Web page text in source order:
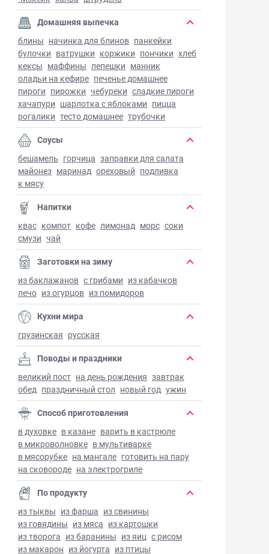
Домашняя выпечка
блины начинка для блинов панкейки
булочки ватрушки коржики пончики хлеб
кексы маффины лепешки манник
оладьи на кефире печенье домашнее
пироги пирожки чебуреки сладкие пироги
хачапури шарлотка с яблоками пицца
рогалики тесто домашнее трубочки
Соусы
бешамель горчица заправки для салата
майонез маринад ореховый подливка
к мясу
Напитки
квас компот кофе лимонад морс соки
смузи чай
Заготовки на зиму
из баклажанов с грибами из кабачков
лечо из огурцов из помидоров
Кухни мира
грузинская русская
Поводы и праздники
великий пост на день рождения завтрак
обед праздничный стол новый год ужин
Способ приготовления
в духовке в казане варить в кастрюле
в микроволновке в мультиварке
в мясорубке на мангале готовить на пару
на сковороде на электрогриле
По продукту
из тыквы из фарша из свинины
из говядины из мяса из картошки
из творога из баранины из яиц с рисом
из макарон из йогурта из птицы